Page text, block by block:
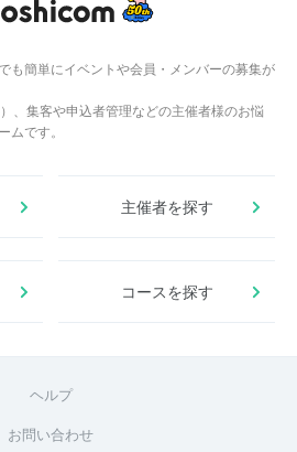
も簡単にイベントや会員・メンバーの募集が
、集客や申込者管理などの主催者様のお悩
ムです。
主催者を探す
コースを探す
ヘルプ
お問い合わせ